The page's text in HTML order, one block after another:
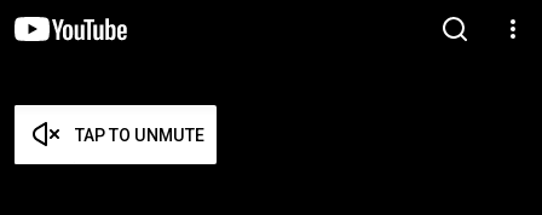
TAP TO UNMUTE